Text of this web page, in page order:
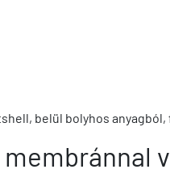
belül bolyhos
membránnal